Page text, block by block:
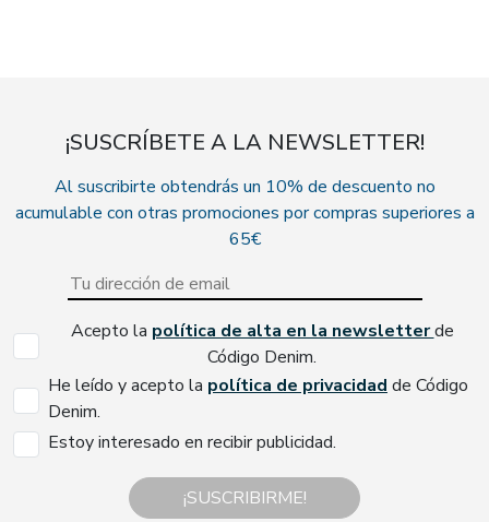
¡SUSCRÍBETE A LA NEWSLETTER!
Al suscribirte obtendrás un 10% de descuento no
acumulable con otras promociones por compras superiores a
65€
Acepto la política de alta en la newsletterde
Código Denim.
He leído y acepto la política de privacidad de Código
Denim.
Estoy interesado en recibir publicidad.
¡SUSCRIBIRME!